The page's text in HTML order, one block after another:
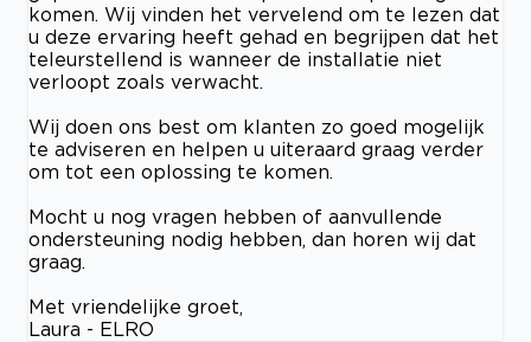
komen. Wij vinden het vervelend om te lezen dat
u deze ervaring heeft gehad en begrijpen dat het
teleurstellend is wanneer de installatie niet
verloopt zoals verwacht.
Wij doen ons best om klanten zo goed mogelijk
te adviseren en helpen u uiteraard graag verder
om tot een oplossing te komen.
Mocht u nog vragen hebben of aanvullende
ondersteuning nodig hebben, dan horen wij dat
graag.
Met vriendelijke groet,
Laura - ELRO